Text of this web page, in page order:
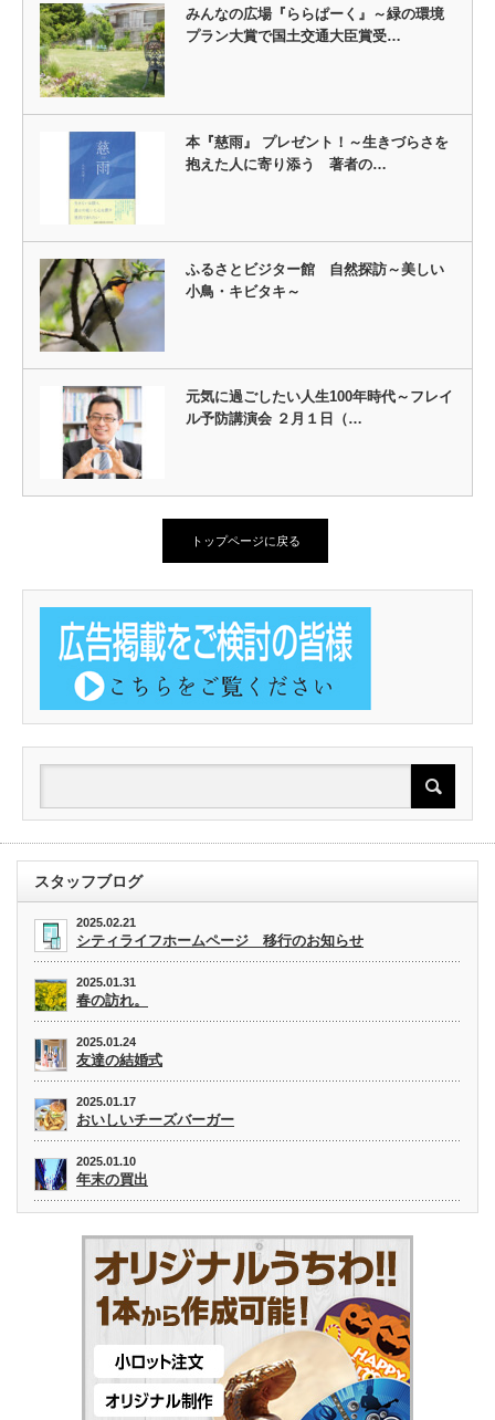
みんなの広場『ららぱーく』～緑の環境
プラン大賞で国土交通大臣賞受…
本『慈雨』 プレゼント！～生きづらさを
抱えた人に寄り添う 著者の…
ふるさとビジター館 自然探訪～美しい
小鳥・キビタキ～
元気に過ごしたい人生100年時代～フレイ
ル予防講演会 ２月１日（…
トップページに戻る
スタッフブログ
2025.02.21
シティライフホームページ 移行のお知らせ
2025.01.31
春の訪れ。
2025.01.24
友達の結婚式
2025.01.17
おいしいチーズバーガー
2025.01.10
年末の買出